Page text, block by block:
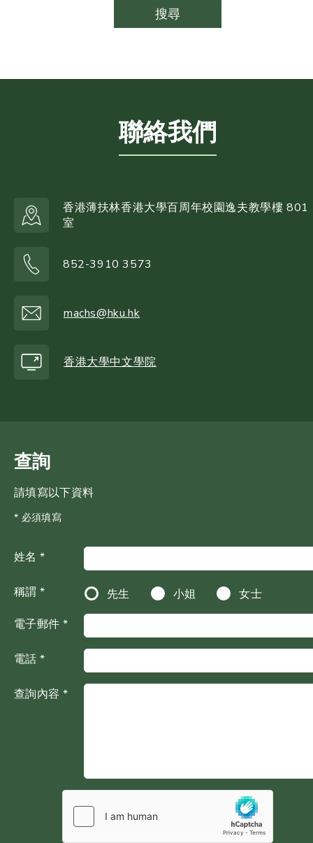
搜尋
聯絡我們
香港薄扶林香港大學百周年校園逸夫教學樓 801
室
852-3910 3573
machs@hku.hk
香港大學中文學院
查詢
請填寫以下資料
* 必須填寫
姓名 *
稱謂 * 先生 小姐
女士
電子郵件 *
電話 *
查詢內容 *